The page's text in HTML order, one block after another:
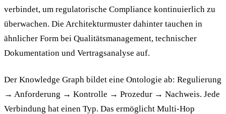
verbindet, um regulatorische Compliance kontinuierlich zu
überwachen. Die Architekturmuster dahinter tauchen in
ähnlicher Form bei Qualitätsmanagement, technischer
Dokumentation und Vertragsanalyse auf.
Der Knowledge Graph bildet eine Ontologie ab: Regulierung
→ Anforderung → Kontrolle → Prozedur → Nachweis. Jede
Verbindung hat einen Typ. Das ermöglicht Multi-Hop